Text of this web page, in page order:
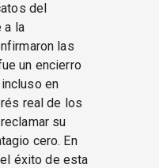
del
a la
las
un encierro
en
real de los
su
cero. En
éxito de esta